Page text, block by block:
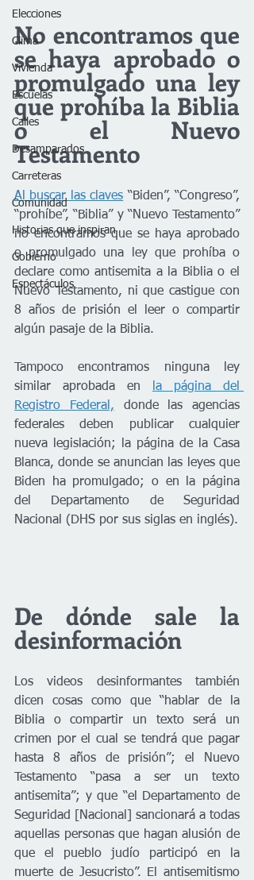
Elecciones
Clima
Vivienda
Escuelas
Calles
Desamparados
Carreteras
Comunidad
Historias que inspiran
Gobierno
Espectáculos
No encontramos que
se haya aprobado o
promulgado una ley
que prohíba la Biblia
o el Nuevo
Testamento
Al buscar las claves “Biden”, “Congreso”,
“prohíbe”, “Biblia” y “Nuevo Testamento”
no encontramos que se haya aprobado
o promulgado una ley que prohíba o
declare como antisemita a la Biblia o el
Nuevo Testamento, ni que castigue con
8 años de prisión el leer o compartir
algún pasaje de la Biblia.
Tampoco encontramos ninguna ley
similar aprobada en
la página del
Registro Federal, donde las agencias
federales deben publicar cualquier
nueva legislación; la página de la Casa
Blanca, donde se anuncian las leyes que
Biden ha promulgado; o en la página
del Departamento de Seguridad
Nacional (DHS por sus siglas en inglés).
De dónde sale la
desinformación
Los videos desinformantes también
dicen cosas como que “hablar de la
Biblia o compartir un texto será un
crimen por el cual se tendrá que pagar
hasta 8 años de prisión”; el Nuevo
Testamento “pasa a ser un texto
antisemita”; y que “el Departamento de
Seguridad [Nacional] sancionará a todas
aquellas personas que hagan alusión de
que el pueblo judío participó en la
muerte de Jesucristo”. El antisemitismo